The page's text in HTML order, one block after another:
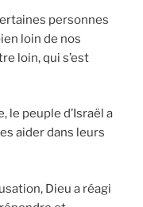
personnes
loin de nos
loin, qui s’est
le peuple d’Israël a
aider dans leurs
Dieu a réagi